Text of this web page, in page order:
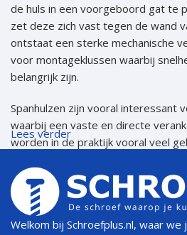
de huls in een voorgeboord gat te
zet deze zich vast tegen de wand
ontstaat een sterke mechanische
voor montageklussen waarbij
belangrijk zijn.
Spanhulzen zijn vooral interessant
waarbij een vaste en directe
worden in de praktijk vooral veel
kozijnen en andere onderdelen die
metselwerk moeten worden
Wat is een spanhuls?
Lees verder
Welkom bij Schroefplus.nl, waar